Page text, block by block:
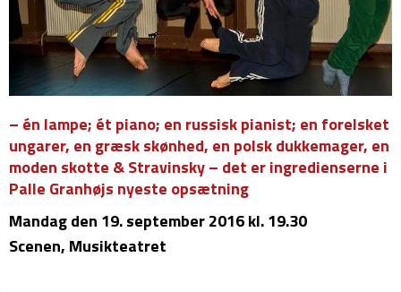
– én lampe; ét piano; en russisk pianist; en forelsket
ungarer, en græsk skønhed, en polsk dukkemager, en
moden skotte & Stravinsky – det er ingredienserne i
Palle Granhøjs nyeste opsætning
Mandagden 19. september 2016 kl. 19.30
Scenen, Musikteatret